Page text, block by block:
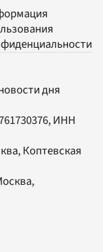
дня
ИНН
Коптевская
,